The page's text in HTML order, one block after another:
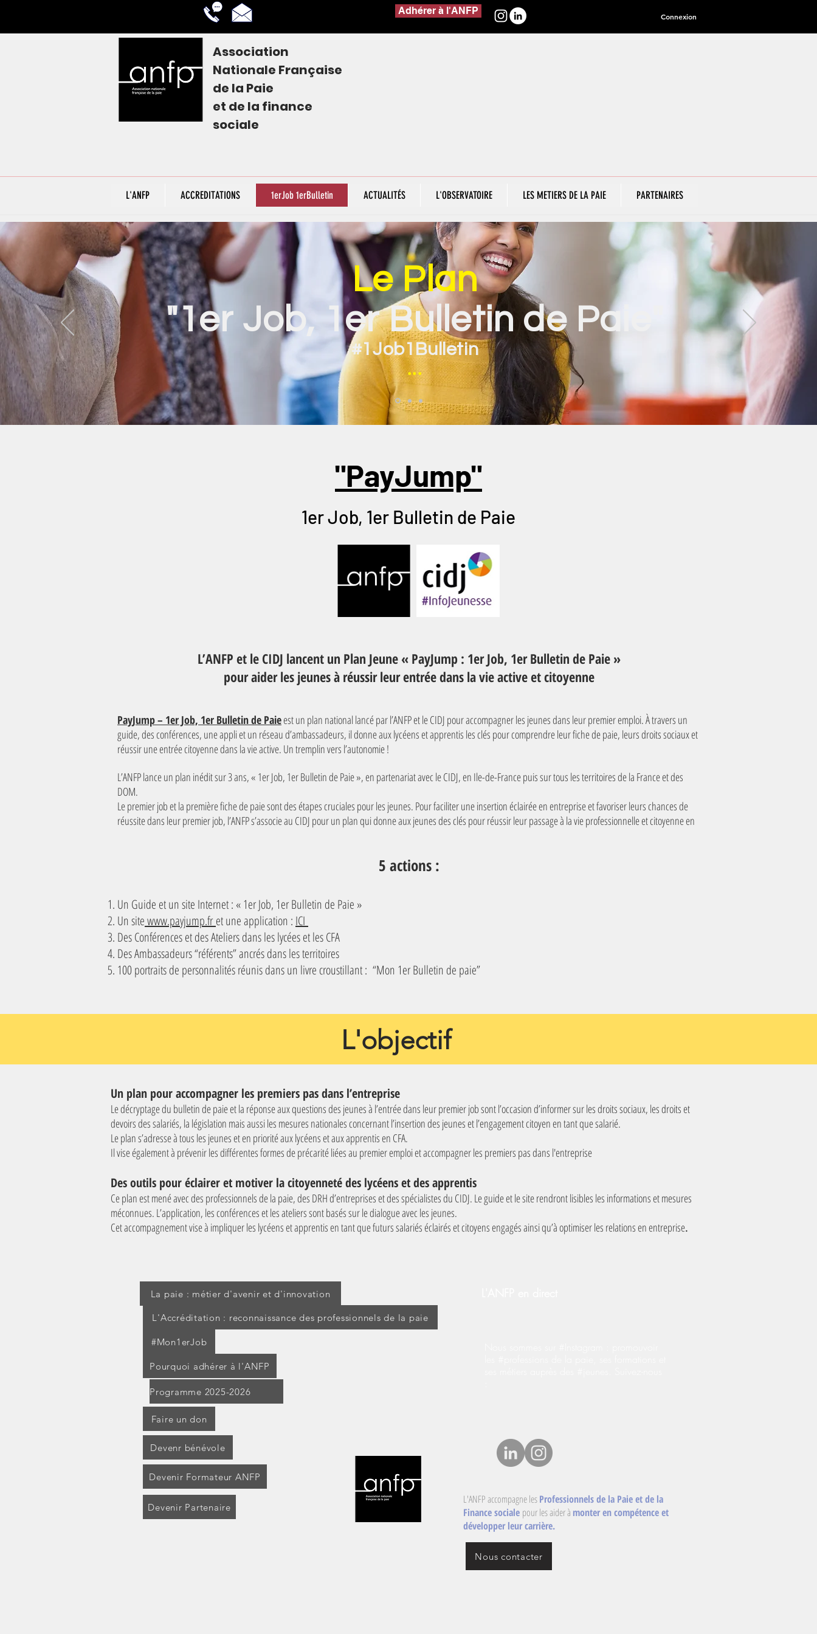
Adhérer à l'ANFP Connexion
Association
Nationale Française
de la Paie
et de la finance
sociale
L'ANFP ACCREDITATIONS 1erJob 1erBulletin ACTUALITÉS L'OBSERVATOIRE LES METIERS DE LA PAIE PARTENAIRES
Le Plan
"1er Job, 1er Bulletin de Paie"
#1Job1Bulletin
...
"PayJump"
1er Job, 1er Bulletin de Paie
L’ANFP et le CIDJ lancent un Plan Jeune « PayJump : 1er Job, 1er Bulletin de Paie »
pour aider les jeunes à réussir leur entrée dans la vie active et citoyenne
PayJump – 1er Job, 1er Bulletin de Paieest un plan national lancé par l’ANFP et le CIDJ pour accompagner les jeunes dans leur premier emploi. À travers un
guide, des conférences, une appli et un réseau d’ambassadeurs, il donne aux lycéens et apprentis les clés pour comprendre leur fiche de paie, leurs droits sociaux et
réussir une entrée citoyenne dans la vie active. Un tremplin vers l’autonomie !
L’ANFP lance un plan inédit sur 3 ans, « 1er Job, 1er Bulletin de Paie », en partenariat avec le CIDJ, en Ile-de-France puis sur tous les territoires de la France et des
DOM.
Le premier job et la première fiche de paie sont des étapes cruciales pour les jeunes. Pour faciliter une insertion éclairée en entreprise et favoriser leurs chances de
réussite dans leur premier job, l’ANFP s’associe au CIDJ pour un plan qui donne aux jeunes des clés pour réussir leur passage à la vie professionnelle et citoyenne en
5 actions :
Un Guide et un site Internet : « 1er Job, 1er Bulletin de Paie »
Un sitewww.payjump.fret une application : ICI
Des Conférences et des Ateliers dans les lycées et les CFA
Des Ambassadeurs “référents” ancrés dans les territoires
100 portraits de personnalités réunis dans un livre croustillant : “Mon 1er Bulletin de paie”
L'objectif
Un plan pour accompagner les premiers pas dans l’entreprise
Le décryptage du bulletin de paie et la réponse aux questions des jeunes à l’entrée dans leur premier job sont l’occasion d’informer sur les droits sociaux, les droits et
devoirs des salariés, la législation mais aussi les mesures nationales concernant l’insertion des jeunes et l’engagement citoyen en tant que salarié.
Le plan s’adresse à tous les jeunes et en priorité aux lycéens et aux apprentis en CFA.
Il vise également à prévenir les différentes formes de précarité liées au premier emploi et accompagner les premiers pas dans l'entreprise
Des outils pour éclairer et motiver la citoyenneté des lycéens et des apprentis
Ce plan est mené avec des professionnels de la paie, des DRH d’entreprises et des spécialistes du CIDJ. Le guide et le site rendront lisibles les informations et mesures
méconnues. L’application, les conférences et les ateliers sont basés sur le dialogue avec les jeunes.
Cet accompagnement vise à impliquer les lycéens et apprentis en tant que futurs salariés éclairés et citoyens engagés ainsi qu’à optimiser les relations en entreprise.
La paie : métier d'avenir et d'innovation
L'Accréditation : reconnaissance des professionnels de la paie
#Mon1erJob
Pourquoi adhérer à l'ANFP
Programme 2025-2026
Faire un don
Devenr bénévole
Devenir Formateur ANFP
Devenir Partenaire
L'ANFP accompagne lesProfessionnels de la Paie et de la
Finance sociale pour les aider à monter en compétence et
développer leur carrière.
Nous contacter